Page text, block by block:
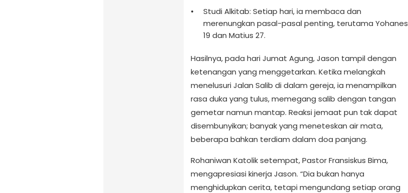
Studi Alkitab: Setiap hari, ia membaca dan
merenungkan pasal-pasal penting, terutama Yohanes
19 dan Matius 27.
Hasilnya, pada hari Jumat Agung, Jason tampil dengan
ketenangan yang menggetarkan. Ketika melangkah
menelusuri Jalan Salib di dalam gereja, ia menampilkan
rasa duka yang tulus, memegang salib dengan tangan
gemetar namun mantap. Reaksi jemaat pun tak dapat
disembunyikan; banyak yang meneteskan air mata,
beberapa bahkan terdiam dalam doa panjang.
Rohaniwan Katolik setempat, Pastor Fransiskus Bima,
mengapresiasi kinerja Jason. “Dia bukan hanya
menghidupkan cerita, tetapi mengundang setiap orang